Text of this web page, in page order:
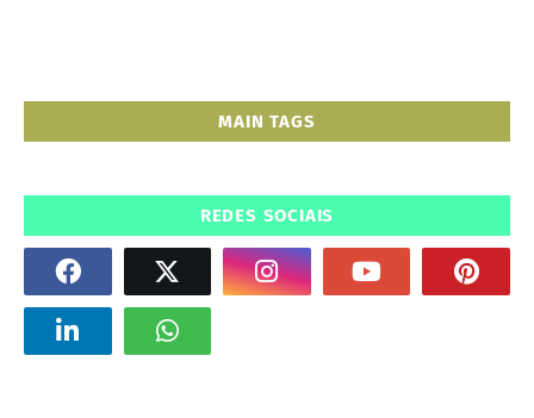
MAIN TAGS
REDES SOCIAIS